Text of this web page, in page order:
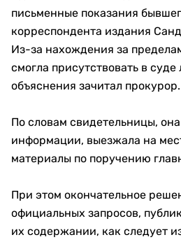
письменные показания
корреспондента издания
Из-за нахождения за
смогла присутствовать в
объяснения зачитал прокурор.
По словам свидетельницы,
информации, выезжала на
материалы по поручению
При этом окончательное
официальных запросов,
их содержании, как следует